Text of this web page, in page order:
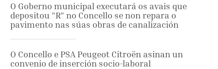
O Goberno municipal executará os avais que
depositou ”R” no Concello se non repara o
pavimento nas súas obras de canalización
O Concello e PSA Peugeot Citroën asinan un
convenio de inserción socio-laboral